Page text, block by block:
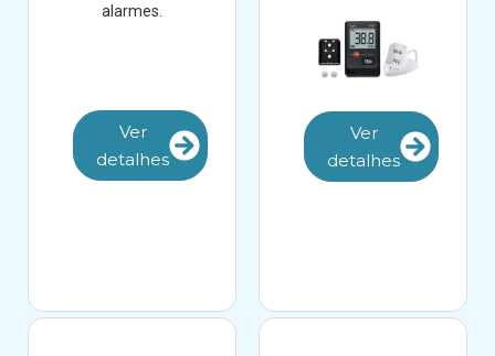
alarmes.
Ver
detalhes
Ver
detalhes